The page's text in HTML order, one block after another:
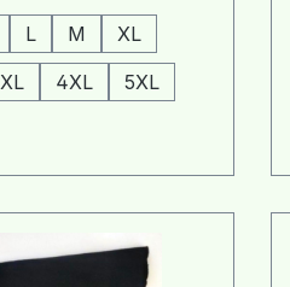
L M
XL
4XL 5XL